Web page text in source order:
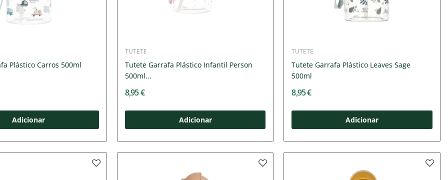
Plástico Carros 500ml
Adicionar
TUTETE
Tutete Garrafa Plástico Infantil Person
500ml...
8,95 €
Adicionar
TUTETE
Tutete Garrafa Plástico Leaves Sage
500ml
8,95 €
Adicionar